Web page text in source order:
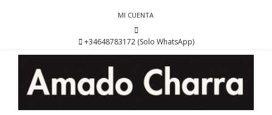
MI CUENTA
+34648783172 (Solo WhatsApp)